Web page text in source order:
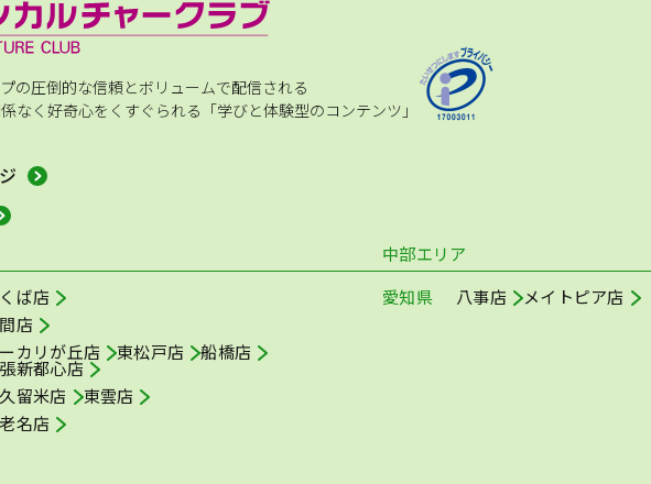
の圧倒的な信頼とボリュームで配信される
なく好奇心をくすぐられる「学びと体験型のコンテンツ」
ば店
店
カリが丘店 東松戸店 船橋店
新都心店
留米店
東雲店
名店
中部エリア
愛知県
八事店 メイトピア店